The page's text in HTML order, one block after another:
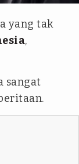
yang tak
,
sangat